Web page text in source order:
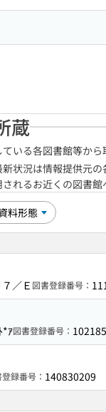
蔵
いる各図書館等から
状況は情報提供元
れるお近くの図書
／Ｅ 図書登録番号：
*ｱ図書登録番号：
録番号： 140830209